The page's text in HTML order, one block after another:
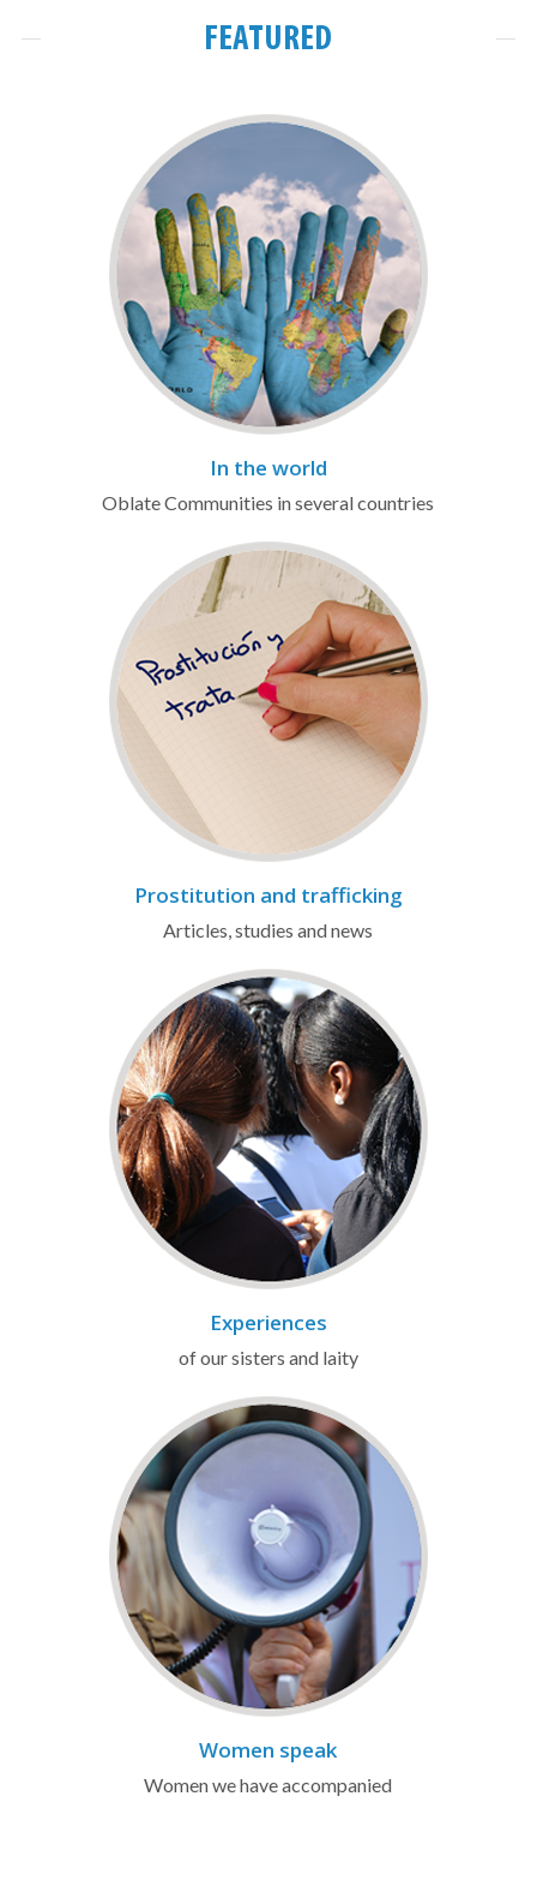
FEATURED
In the world
Oblate Communities in several countries
Prostitution and trafficking
Articles, studies and news
Experiences
of our sisters and laity
Women speak
Women we have accompanied